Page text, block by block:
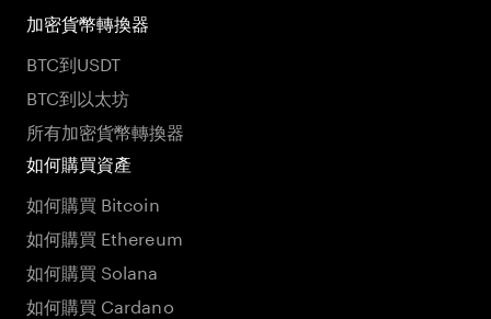
加密貨幣轉換器
BTC到USDT
BTC到以太坊
所有加密貨幣轉換器
如何購買資產
如何購買 Bitcoin
如何購買 Ethereum
如何購買 Solana
如何購買 Cardano